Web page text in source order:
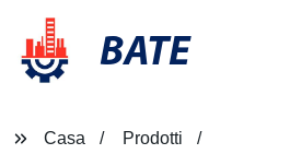
BATE
Casa
Prodotti